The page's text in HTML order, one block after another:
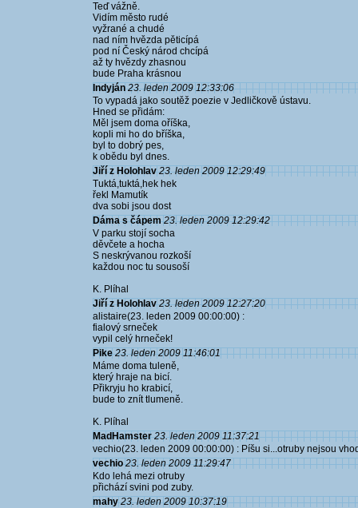
Teď vážně.
Vidím město rudé
vyžrané a chudé
nad ním hvězda pěticípá
pod ní Český národ chcípá
až ty hvězdy zhasnou
bude Praha krásnou
Indyján 23. leden 2009 12:33:06
To vypadá jako soutěž poezie v Jedličkově ústavu.
Hned se přidám:
Měl jsem doma oříška,
kopli mi ho do bříška,
byl to dobrý pes,
k obědu byl dnes.
Jiří z Holohlav 23. leden 2009 12:29:49
Tuktá,tuktá,hek hek
řekl Mamutík
dva sobi jsou dost
Dáma s čápem 23. leden 2009 12:29:42
V parku stojí socha
děvčete a hocha
S neskrývanou rozkoší
každou noc tu sousoší
K. Plíhal
Jiří z Holohlav 23. leden 2009 12:27:20
alistaire(23. leden 2009 00:00:00) :
fialový srneček
vypil celý hrneček!
Pike 23. leden 2009 11:46:01
Máme doma tuleně,
který hraje na bicí.
Přikryju ho krabicí,
bude to znít tlumeně.
K. Plíhal
MadHamster 23. leden 2009 11:37:21
vechio(23. leden 2009 00:00:00) : Píšu si...otruby nejsou
vechio 23. leden 2009 11:29:47
Kdo lehá mezi otruby
přichází svini pod zuby.
mahy 23. leden 2009 10:37:19